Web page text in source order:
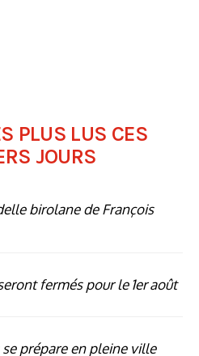
PLUS LUS CES
JOURS
birolane de François
fermés pour le 1er août
se prépare en pleine ville